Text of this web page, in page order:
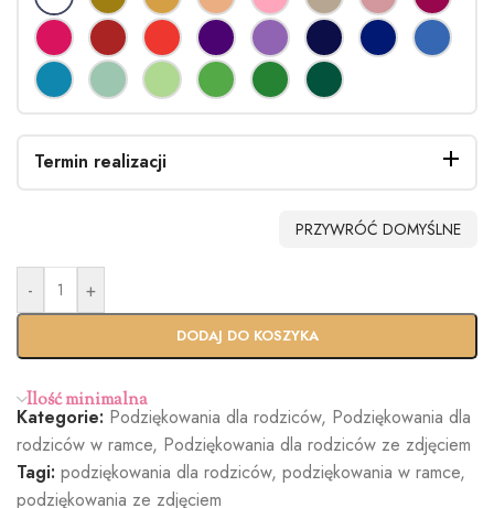
Termin realizacji
Standardo
Ekspres
(+100zł)
PRZYWRÓĆ DOMYŚLNE
- +
DODAJ DO KOSZYKA
Ilość minimalna
Kategorie: Podziękowania dla rodziców, Podziękowania dla
rodziców w ramce, Podziękowania dla rodziców ze zdjęciem
Tagi: podziękowania dla rodziców, podziękowania w ramce,
podziękowania ze zdjęciem